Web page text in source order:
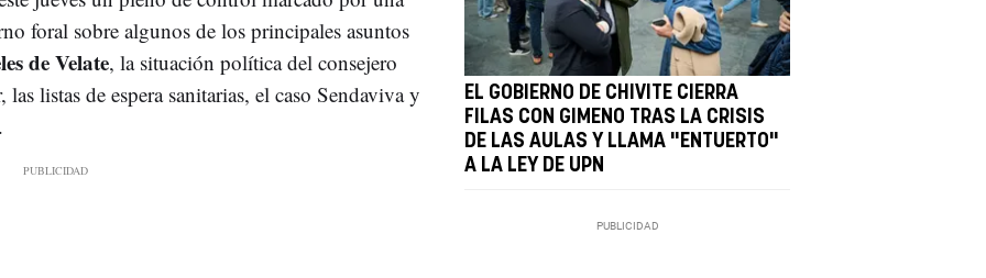
foral sobre algunos de los principales asuntos
de Velate, la situación política del consejero
listas de espera sanitarias, el caso Sendaviva y
EL GOBIERNO DE CHIVITE CIERRA
FILAS CON GIMENO TRAS LA CRISIS
DE LAS AULAS Y LLAMA "ENTUERTO"
A LA LEY DE UPN